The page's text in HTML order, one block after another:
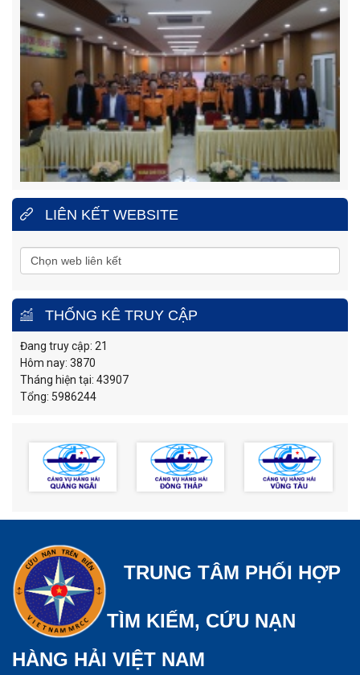
LIÊN KẾT WEBSITE
THỐNG KÊ TRUY CẬP
Đang truy cập: 21
Hôm nay: 3870
Tháng hiện tại: 43907
Tổng: 5986244
TRUNG TÂM PHỐI HỢP
TÌM KIẾM, CỨU NẠN
HÀNG HẢI VIỆT NAM